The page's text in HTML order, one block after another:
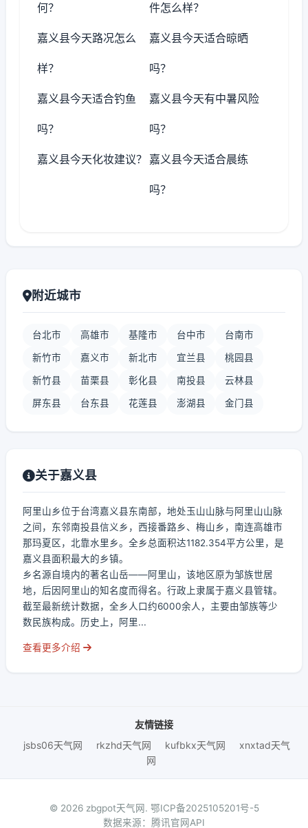
何？ 件怎么样？
嘉义县今天路况怎么
样？
嘉义县今天适合晾晒
吗？
嘉义县今天适合钓鱼
吗？
嘉义县今天有中暑风险
吗？
嘉义县今天化妆建议？ 嘉义县今天适合晨练
吗？
附近城市
台北市 高雄市 基隆市 台中市 台南市
新竹市 嘉义市 新北市 宜兰县 桃园县
新竹县 苗栗县 彰化县 南投县 云林县
屏东县 台东县 花莲县 澎湖县 金门县
关于嘉义县
阿里山乡位于台湾嘉义县东南部，地处玉山山脉与阿里山山脉
之间，东邻南投县信义乡，西接番路乡、梅山乡，南连高雄市
那玛夏区，北靠水里乡。全乡总面积达1182.354平方公里，是
嘉义县面积最大的乡镇。
乡名源自境内的著名山岳——阿里山，该地区原为邹族世居
地，后因阿里山的知名度而得名。行政上隶属于嘉义县管辖。
截至最新统计数据，全乡人口约6000余人，主要由邹族等少
数民族构成。历史上，阿里...
查看更多介绍
友情链接
jsbs06天气网
rkzhd天气网 kufbkx天气网
xnxtad天气
网
© 2026 zbgpot天气网. 鄂ICP备2025105201号-5
数据来源：腾讯官网API